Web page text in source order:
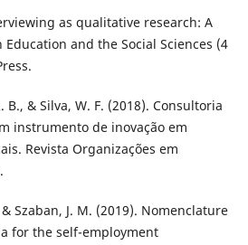
as qualitative research: A
and the Social Sciences (4
B., & Silva, W. F. (2018). Consultoria
instrumento de inovação em
Revista Organizações em
Szaban, J. M. (2019). Nomenclature
for the self-employment